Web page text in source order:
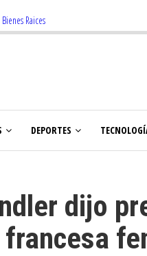
Bienes Raices
DEPORTES
dijo